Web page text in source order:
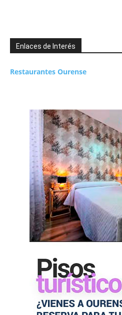
Enlaces de Interés
Restaurantes Ourense